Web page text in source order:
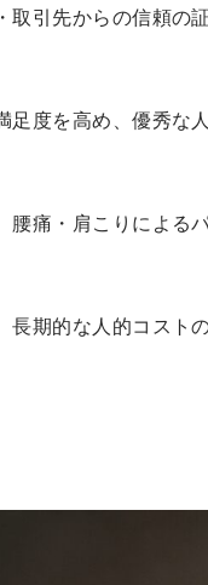
引先からの信頼の
度を高め、優秀な
痛・肩こりによる
期的な人的コスト